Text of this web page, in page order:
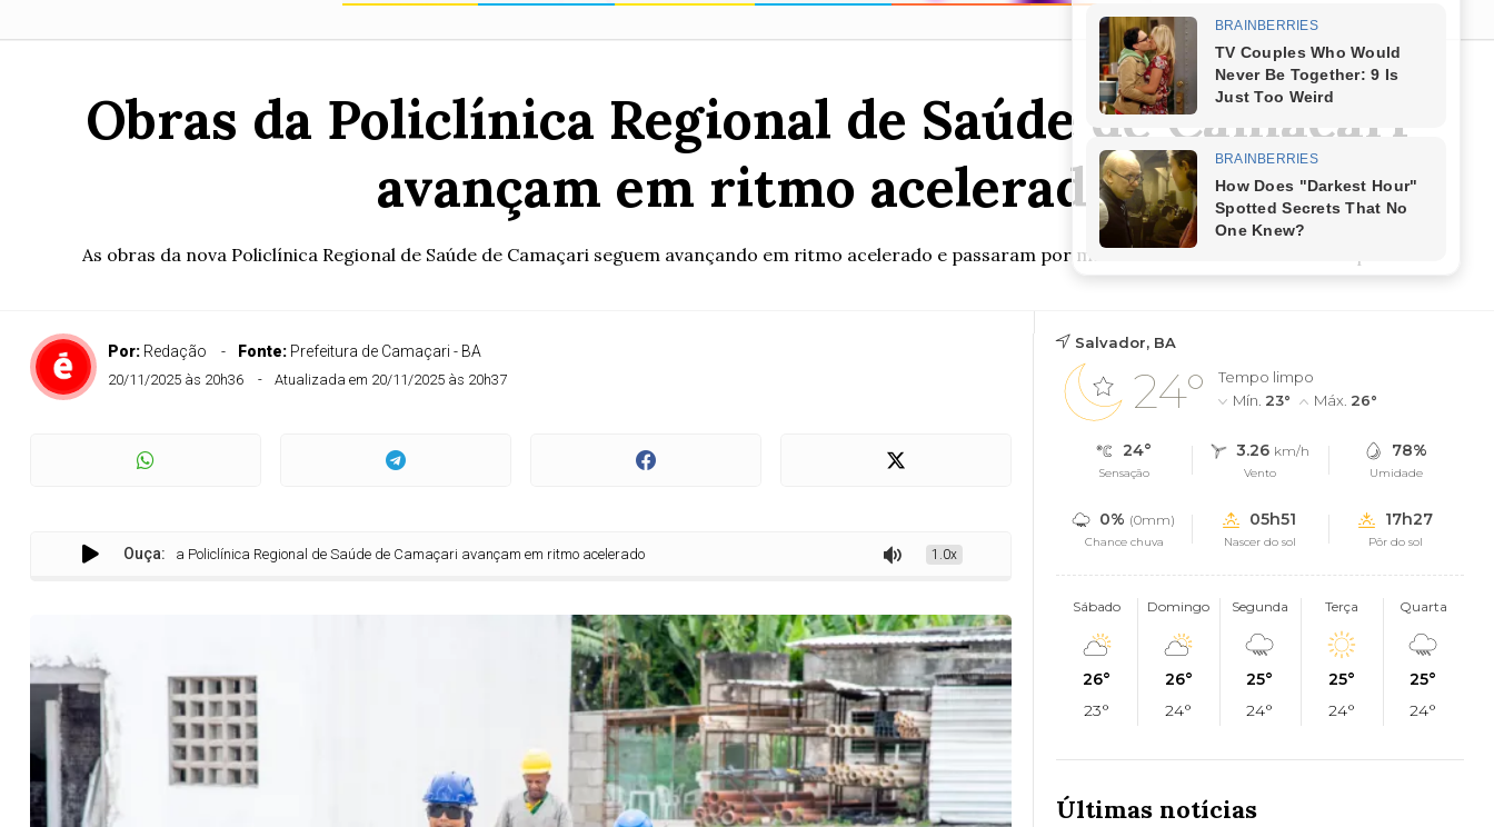
Obras da Policlínica Regional de Saúde de Camaçari
avançam em ritmo acelerado
As obras da nova Policlínica Regional de Saúde de Camaçari seguem avançando em ritmo acelerado e passaram por mais uma vistoria técnica nesta quart...
Por: Redação Fonte: Prefeitura de Camaçari - BA
20/11/2025 às 20h36 Atualizada em 20/11/2025 às 20h37
Ouça:
Obras da Policlínica Regional de Saúde de Camaçari avançam em ritmo acelerado 1.0x
Salvador, BA
24°
Tempo limpo
Mín. 23° Máx. 26°
24°
Sensação
3.26 km/h
Vento
78%
Umidade
0% (0mm)
Chance chuva
05h51
Nascer do sol
17h27
Pôr do sol
Sábado
26°
23°
Domingo
26°
24°
Segunda
25°
24°
Terça
25°
24°
Quarta
25°
24°
Últimas notícias